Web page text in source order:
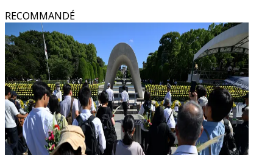
RECOMMANDÉ